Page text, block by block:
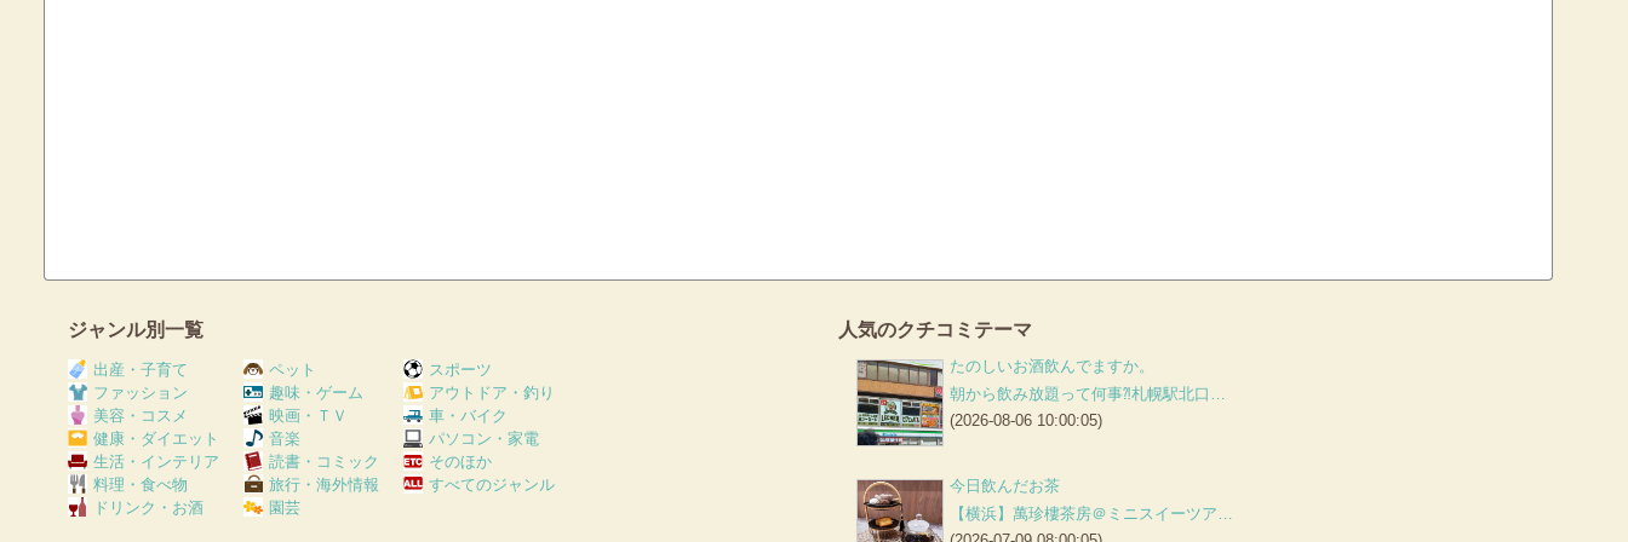
ジャンル別一覧
出産・子育て
ファッション
美容・コスメ
健康・ダイエット
生活・インテリア
料理・食べ物
ドリンク・お酒
ペット
趣味・ゲーム
映画・ＴＶ
音楽
読書・コミック
旅行・海外情報
園芸
スポーツ
アウトドア・釣り
車・バイク
パソコン・家電
そのほか
すべてのジャンル
人気のクチコミテーマ
たのしいお酒飲んでますか。
朝から飲み放題って何事⁈札幌駅北口…
(2026-08-06 10:00:05)
今日飲んだお茶
【横浜】萬珍樓茶房＠ミニスイーツア…